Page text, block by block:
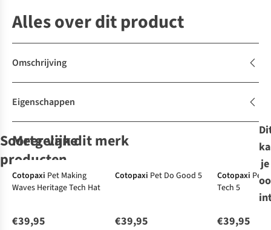
Alles over dit product
Omschrijving
Eigenschappen
Soortgelijke
producten
Patagonia
Pet P-
Hat
Patagonia
Pet P-
Hat
Patagonia
Pet P-
Hat
Patagonia
Pet P-
Hat
Meer van dit merk
Cotopaxi Pet Making
Waves Heritage Tech Hat
€39,95
Cotopaxi Pet Do Good 5
€39,95
Cotopaxi Pet
Tech 5
€39,95
je